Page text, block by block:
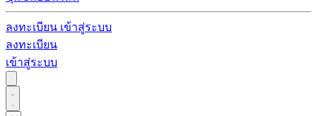
ลงทะเบียน เข้าสู่ระบบ
ลงทะเบียน
เข้าสู่ระบบ